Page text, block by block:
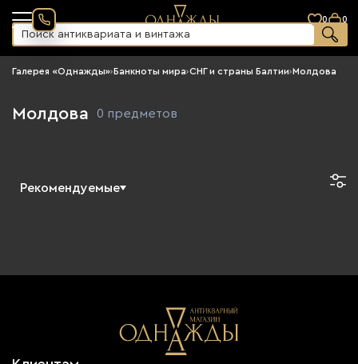
0 0
Галерея «Однажды»›Банкноты мира›СНГ и страны Балтии›Молдова
Молдова 0 предметов
Рекомендуемые